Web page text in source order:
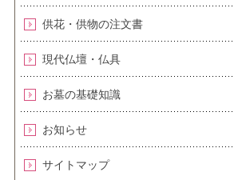
供花・供物の注文書
現代仏壇・仏具
お墓の基礎知識
お知らせ
サイトマップ